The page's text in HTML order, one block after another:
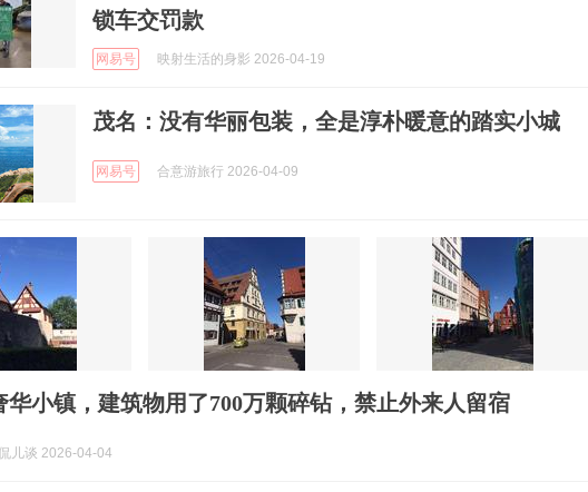
锁车交罚款
网易号 映射生活的身影 2026-04-19
茂名：没有华丽包装，全是淳朴暖意的踏实小城
网易号 合意游旅行 2026-04-09
华小镇，建筑物用了700万颗碎钻，禁止外来人留宿
儿谈 2026-04-04